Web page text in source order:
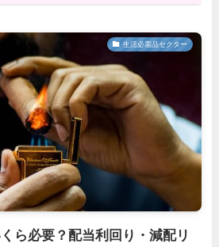
生活必需品セクター
ら必要？配当利回り・減配リ